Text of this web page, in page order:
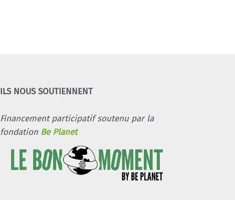
ILS NOUS SOUTIENNENT
Financement participatif soutenu par la
fondation Be Planet